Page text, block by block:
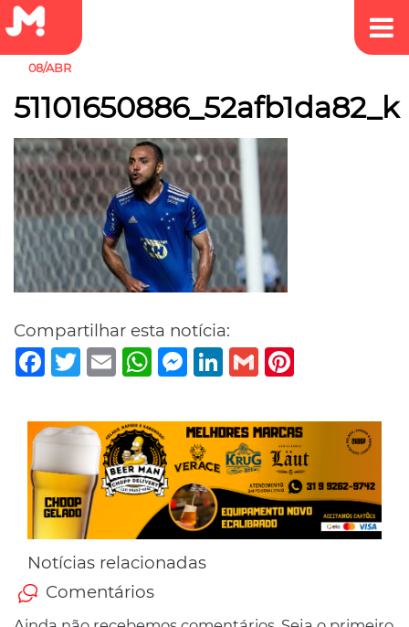
08/ABR
51101650886_52afb1da82_k
Compartilhar esta notícia:
Facebook
TwitterEmail WhatsAppMessenger
LinkedIn
Gmail
Notícias relacionadas
Comentários